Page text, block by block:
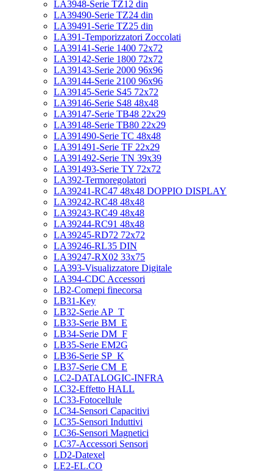
LA3948-Serie TZ12 din
LA39490-Serie TZ24 din
LA39491-Serie TZ25 din
LA391-Temporizzatori Zoccolati
LA39141-Serie 1400 72x72
LA39142-Serie 1800 72x72
LA39143-Serie 2000 96x96
LA39144-Serie 2100 96x96
LA39145-Serie S45 72x72
LA39146-Serie S48 48x48
LA39147-Serie TB48 22x29
LA39148-Serie TB80 22x29
LA391490-Serie TC 48x48
LA391491-Serie TF 22x29
LA391492-Serie TN 39x39
LA391493-Serie TY 72x72
LA392-Termoregolatori
LA39241-RC47 48x48 DOPPIO DISPLAY
LA39242-RC48 48x48
LA39243-RC49 48x48
LA39244-RC91 48x48
LA39245-RD72 72x72
LA39246-RL35 DIN
LA39247-RX02 33x75
LA393-Visualizzatore Digitale
LA394-CDC Accessori
LB2-Comepi finecorsa
LB31-Key
LB32-Serie AP_T
LB33-Serie BM_E
LB34-Serie DM_F
LB35-Serie EM2G
LB36-Serie SP_K
LB37-Serie CM_E
LC2-DATALOGIC-INFRA
LC32-Effetto HALL
LC33-Fotocellule
LC34-Sensori Capacitivi
LC35-Sensori Induttivi
LC36-Sensori Magnetici
LC37-Accessori Sensori
LD2-Datexel
LE2-EL.CO